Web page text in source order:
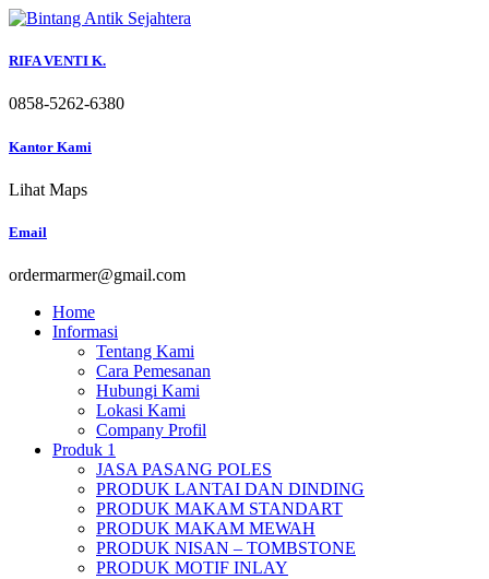
Skip
content
RIFA VENTI K.
0858-5262-6380
Kantor Kami
Lihat Maps
Email
ordermarmer@gmail.com
Home
Informasi
Tentang Kami
Cara Pemesanan
Hubungi Kami
Lokasi Kami
Company Profil
Produk 1
JASA PASANG POLES
PRODUK LANTAI DAN DINDING
PRODUK MAKAM STANDART
PRODUK MAKAM MEWAH
PRODUK NISAN – TOMBSTONE
PRODUK MOTIF INLAY